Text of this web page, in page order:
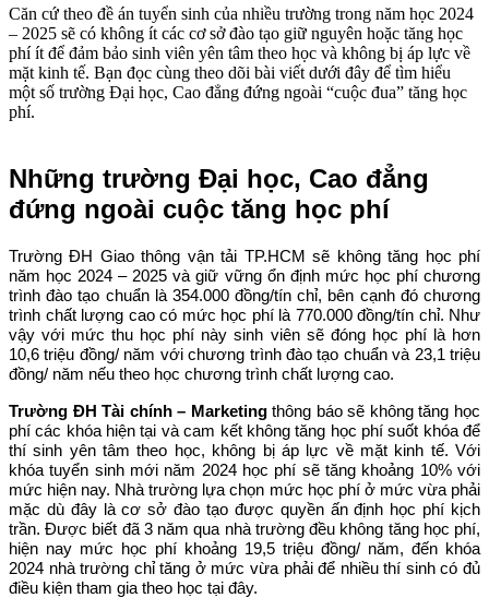
Căn cứ theo đề án tuyển sinh của nhiều trường trong năm học 2024
– 2025 sẽ có không ít các cơ sở đào tạo giữ nguyên hoặc tăng học
phí ít để đảm bảo sinh viên yên tâm theo học và không bị áp lực về
mặt kinh tế. Bạn đọc cùng theo dõi bài viết dưới đây để tìm hiểu
một số trường Đại học, Cao đẳng đứng ngoài “cuộc đua” tăng học
phí.
Những trường Đại học, Cao đẳng
đứng ngoài cuộc tăng học phí
Trường ĐH Giao thông vận tải TP.HCM sẽ không tăng học phí
năm học 2024 – 2025 và giữ vững ổn định mức học phí chương
trình đào tạo chuẩn là 354.000 đồng/tín chỉ, bên cạnh đó chương
trình chất lượng cao có mức học phí là 770.000 đồng/tín chỉ. Như
vậy với mức thu học phí này sinh viên sẽ đóng học phí là hơn
10,6 triệu đồng/ năm với chương trình đào tạo chuẩn và 23,1 triệu
đồng/ năm nếu theo học chương trình chất lượng cao.
Trường ĐH Tài chính – Marketingthông báo sẽ không tăng học
phí các khóa hiện tại và cam kết không tăng học phí suốt khóa để
thí sinh yên tâm theo học, không bị áp lực về mặt kinh tế. Với
khóa tuyển sinh mới năm 2024 học phí sẽ tăng khoảng 10% với
mức hiện nay. Nhà trường lựa chọn mức học phí ở mức vừa phải
mặc dù đây là cơ sở đào tạo được quyền ấn định học phí kịch
trần. Được biết đã 3 năm qua nhà trường đều không tăng học phí,
hiện nay mức học phí khoảng 19,5 triệu đồng/ năm, đến khóa
2024 nhà trường chỉ tăng ở mức vừa phải để nhiều thí sinh có đủ
điều kiện tham gia theo học tại đây.